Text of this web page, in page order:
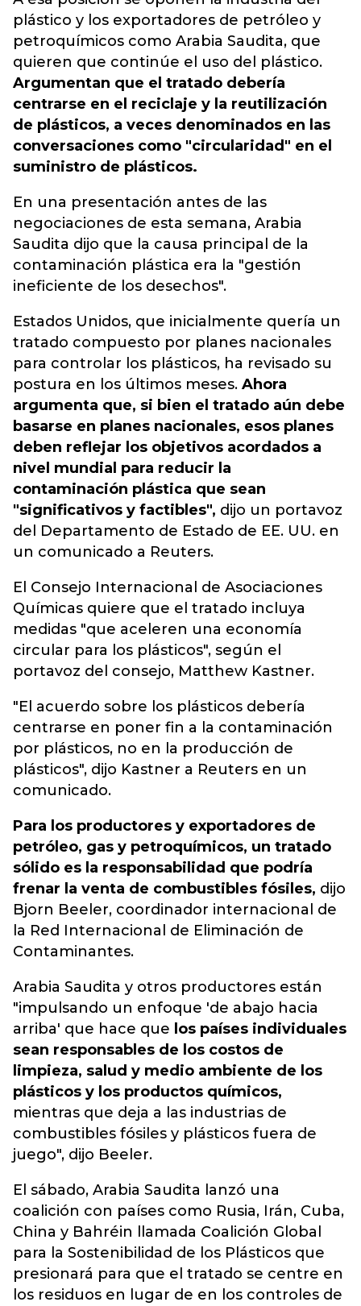
plástico y los exportadores de petróleo y
petroquímicos como Arabia Saudita, que
quieren que continúe el uso del plástico.
Argumentan que el tratado debería
centrarse en el reciclaje y la reutilización
de plásticos, a veces denominados en las
conversaciones como "circularidad" en el
suministro de plásticos.
En una presentación antes de las
negociaciones de esta semana, Arabia
Saudita dijo que la causa principal de la
contaminación plástica era la "gestión
ineficiente de los desechos".
Estados Unidos, que inicialmente quería un
tratado compuesto por planes nacionales
para controlar los plásticos, ha revisado su
postura en los últimos meses. Ahora
argumenta que, si bien el tratado aún debe
basarse en planes nacionales, esos planes
deben reflejar los objetivos acordados a
nivel mundial para reducir la
contaminación plástica que sean
"significativos y factibles", dijo un portavoz
del Departamento de Estado de EE. UU. en
un comunicado a Reuters.
El Consejo Internacional de Asociaciones
Químicas quiere que el tratado incluya
medidas "que aceleren una economía
circular para los plásticos", según el
portavoz del consejo, Matthew Kastner.
"El acuerdo sobre los plásticos debería
centrarse en poner fin a la contaminación
por plásticos, no en la producción de
plásticos", dijo Kastner a Reuters en un
comunicado.
Para los productores y exportadores de
petróleo, gas y petroquímicos, un tratado
sólido es la responsabilidad que podría
frenar la venta de combustibles fósiles, dijo
Bjorn Beeler, coordinador internacional de
la Red Internacional de Eliminación de
Contaminantes.
Arabia Saudita y otros productores están
"impulsando un enfoque 'de abajo hacia
arriba' que hace que los países individuales
sean responsables de los costos de
limpieza, salud y medio ambiente de los
plásticos y los productos químicos,
mientras que deja a las industrias de
combustibles fósiles y plásticos fuera de
juego", dijo Beeler.
El sábado, Arabia Saudita lanzó una
coalición con países como Rusia, Irán, Cuba,
China y Bahréin llamada Coalición Global
para la Sostenibilidad de los Plásticos que
presionará para que el tratado se centre en
los residuos en lugar de en los controles de